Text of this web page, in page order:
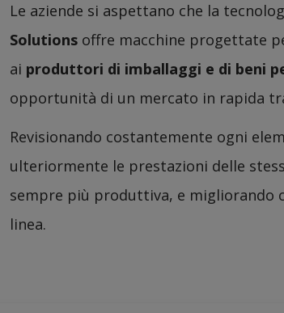
Le aziende si aspettano che la
Solutions offre macchine progettate
ai produttori di imballaggi e di beni
opportunità di un mercato in rapida
Revisionando costantemente ogni
ulteriormente le prestazioni delle
sempre più produttiva, e migliorando
linea.